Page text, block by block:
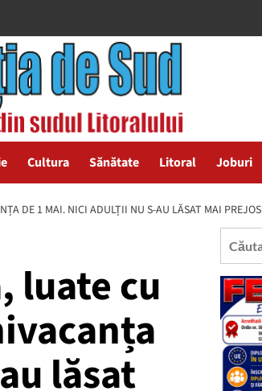
Cultura Sănătate Litoral Joburi
DE 1 MAI. NICI ADULȚII NU S-AU LĂSAT MAI PREJOS
luate cu
lăsat
Caută